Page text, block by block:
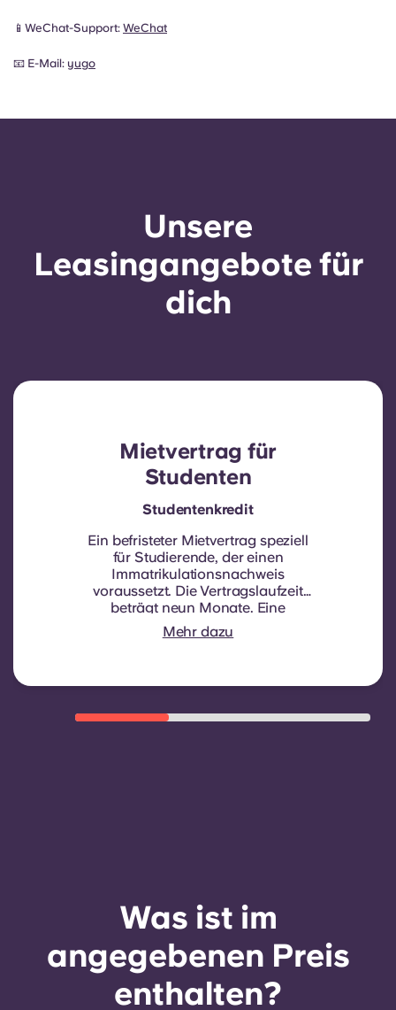
📱WeChat-Support: WeChat
📧 E-Mail: yugo
Unsere
Leasingangebote für
dich
Mietvertrag für
Studenten
Studentenkredit
Ein befristeter Mietvertrag speziell
für Studierende, der einen
Immatrikulationsnachweis
voraussetzt. Die Vertragslaufzeit
beträgt neun Monate. Eine
Verlängerung erfolgt nicht
automatisch, kann aber durch einen
wie eine gute Zahlungsmoral, ein
die Verfügbarkeit von Zimmern
Mehr dazu
Was ist im
angegebenen Preis
enthalten?